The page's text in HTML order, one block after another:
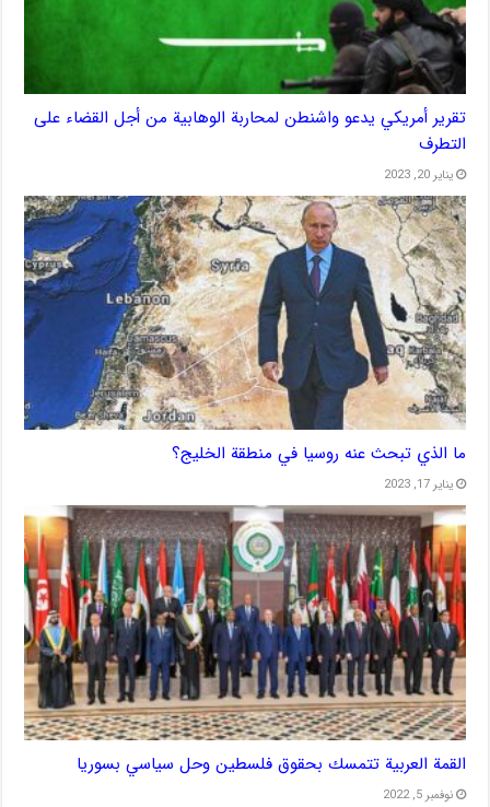
تقرير أمريكي يدعو واشنطن لمحاربة الوهابية من أجل القضاء على
التطرف
يناير 20, 2023
ما الذي تبحث عنه روسيا في منطقة الخليج؟
يناير 17, 2023
القمة العربية تتمسك بحقوق فلسطين وحل سياسي بسوريا
نوفمبر 5, 2022